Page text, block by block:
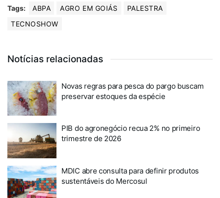
Tags: ABPA AGRO EM GOIÁS
PALESTRA
TECNOSHOW
Notícias relacionadas
Novas regras para pesca do pargo buscam
preservar estoques da espécie
PIB do agronegócio recua 2% no primeiro
trimestre de 2026
MDIC abre consulta para definir produtos
sustentáveis do Mercosul